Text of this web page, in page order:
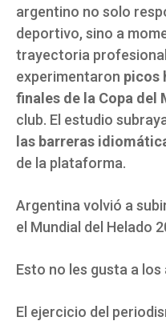
argentino no solo
deportivo, sino a
trayectoria
experimentaron picos
finales de la Copa del
club. El estudio
las barreras
de la plataforma.
Argentina volvió a
el Mundial del Helado
Esto no les gusta a
El ejercicio del